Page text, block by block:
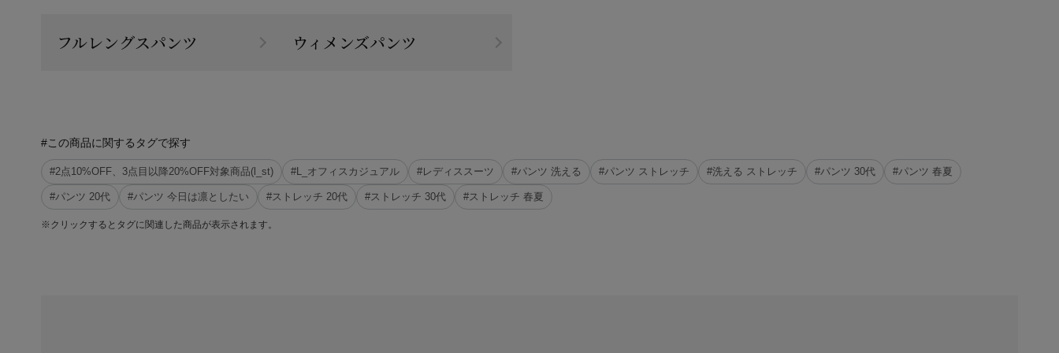
フルレングスパンツ ウィメンズパンツ
#この商品に関するタグで探す
#2点10%OFF、3点目以降20%OFF対象商品(l_st) #L_オフィスカジュアル #レディススーツ #パンツ 洗える #パンツ ストレッチ #洗える ストレッチ #パンツ 30代 #パンツ 春夏
#パンツ 20代 #パンツ 今日は凛としたい #ストレッチ 20代 #ストレッチ 30代 #ストレッチ 春夏
※クリックするとタグに関連した商品が表示されます。